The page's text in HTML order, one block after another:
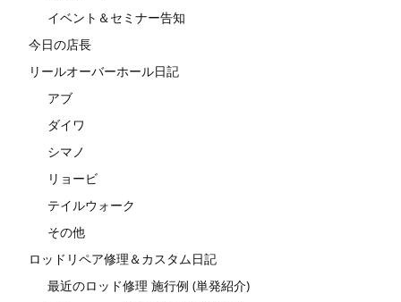
イベント＆セミナー告知
今日の店長
リールオーバーホール日記
アブ
ダイワ
シマノ
リョービ
テイルウォーク
その他
ロッドリペア修理＆カスタム日記
最近のロッド修理 施行例 (単発紹介)